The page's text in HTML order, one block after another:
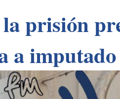
prisión
a